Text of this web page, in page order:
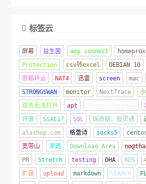
 标签云
屏幕 益生菌 any connect
Protection
csv转excel DEBIAN 10
原箱转运
NAT4 迅雷 screen mac
STRONGSWAN
monitor NextTrace
双击无法打开
apt Error: Package
开源
SSAE17 SQL 保质期，智灵通
alashop.com
格蕾诗 socks5
宽带山
渗透 Download Area
PR
Stretch testing DHA KDS
扩容
upload markdown SEARCH